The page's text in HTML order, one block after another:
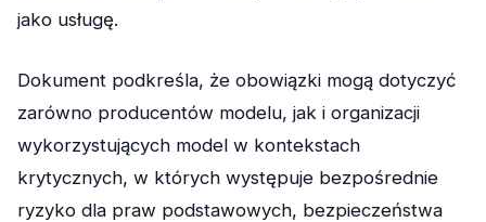
jako usługę.
Dokument podkreśla, że obowiązki mogą dotyczyć
zarówno producentów modelu, jak i organizacji
wykorzystujących model w kontekstach
krytycznych, w których występuje bezpośrednie
ryzyko dla praw podstawowych, bezpieczeństwa